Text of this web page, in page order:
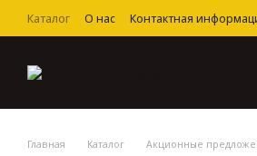
Перейти к основному контенту
Каталог О нас Контактная
Пользовательское соглашение
Главная Каталог Акционные